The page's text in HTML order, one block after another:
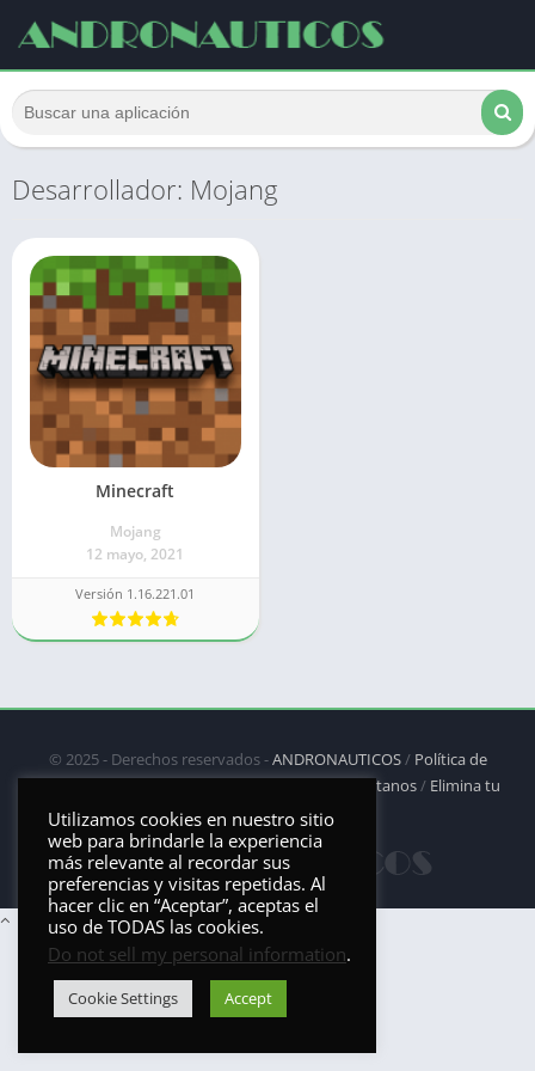
Desarrollador: Mojang
Minecraft
Mojang
12 mayo, 2021
Versión 1.16.221.01
© 2025 - Derechos reservados -ANDRONAUTICOS/ Política de
privacidad/Política de Cookies/DMCA/Contáctanos/ Elimina tu
aplicación
Utilizamos cookies en nuestro sitio
web para brindarle la experiencia
más relevante al recordar sus
preferencias y visitas repetidas. Al
hacer clic en “Aceptar”, aceptas el
uso de TODAS las cookies.
Do not sell my personal information.
Cookie Settings Accept